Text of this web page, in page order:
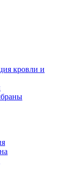
кровли и